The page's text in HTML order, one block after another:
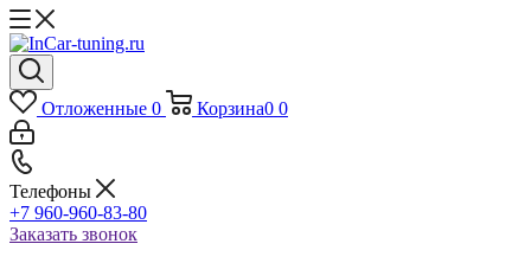
Отложенные 0 Корзина0 0
Телефоны
+7 960-960-83-80
Заказать звонок